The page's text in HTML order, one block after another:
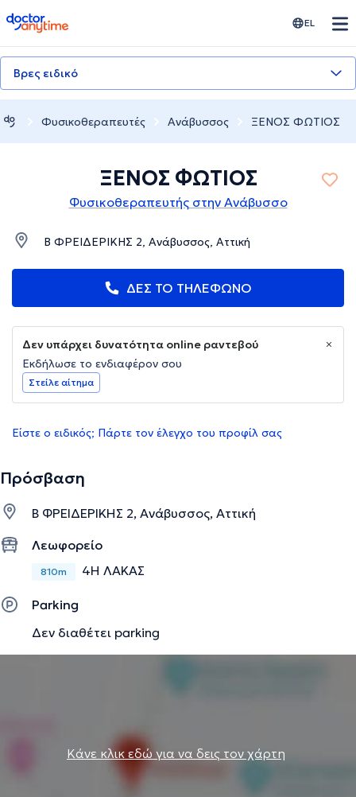
doctoranytime EL
Βρες ειδικό
Φυσικοθεραπευτές Ανάβυσσος ΞΕΝΟΣ ΦΩΤΙΟΣ
ΞΕΝΟΣ ΦΩΤΙΟΣ
Φυσικοθεραπευτής στην Ανάβυσσο
Β ΦΡΕΙΔΕΡΙΚΗΣ 2, Ανάβυσσος, Αττική
ΔΕΣ ΤΟ ΤΗΛΕΦΩΝΟ
Δεν υπάρχει δυνατότητα online ραντεβού
Εκδήλωσε το ενδιαφέρον σου
Στείλε αίτημα
Είστε ο ειδικός; Πάρτε τον έλεγχο του προφίλ σας
Πρόσβαση
Β ΦΡΕΙΔΕΡΙΚΗΣ 2, Ανάβυσσος, Αττική
Λεωφορείο
810m 4Η ΛΑΚΑΣ
Parking
Δεν διαθέτει parking
Κάνε κλικ εδώ για να δεις τον χάρτη